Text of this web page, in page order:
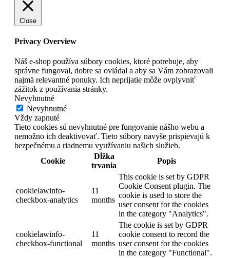
Close
Privacy Overview
Náš e-shop používa súbory cookies, ktoré potrebuje, aby
správne fungoval, dobre sa ovládal a aby sa Vám zobrazovali
najmä relevantné ponuky. Ich neprijatie môže ovplyvniť
zážitok z používania stránky.
Nevyhnutné
Nevyhnutné
Vždy zapnuté
Tieto cookies sú nevyhnutné pre fungovanie nášho webu a
nemožno ich deaktivovať. Tieto súbory navyše prispievajú k
bezpečnému a riadnemu využívaniu našich služieb.
Cookie
Dĺžka
trvania
Popis
cookielawinfo-
checkbox-analytics
11
months
This cookie is set by GDPR
Cookie Consent plugin. The
cookie is used to store the
user consent for the cookies
in the category "Analytics".
cookielawinfo-
checkbox-functional
11
months
The cookie is set by GDPR
cookie consent to record the
user consent for the cookies
in the category "Functional".